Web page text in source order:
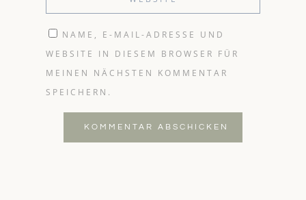
NAME, E-MAIL-ADRESSE UND
WEBSITE IN DIESEM BROWSER FÜR
MEINEN NÄCHSTEN KOMMENTAR
SPEICHERN.
KOMMENTAR ABSCHICKEN